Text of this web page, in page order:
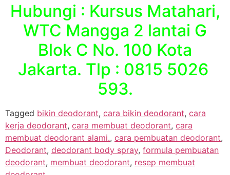
Hubungi : Kursus Matahari,
WTC Mangga 2 lantai G
Blok C No. 100 Kota
Jakarta. Tlp : 0815 5026
593.
Tagged bikin deodorant, cara bikin deodorant, cara
kerja deodorant, cara membuat deodorant, cara
membuat deodorant alami., cara pembuatan deodorant,
Deodorant, deodorant body spray, formula pembuatan
deodorant, membuat deodorant, resep membuat